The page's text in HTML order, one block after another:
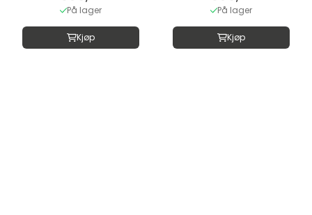
På lager
Kjøp
På lager
Kjøp